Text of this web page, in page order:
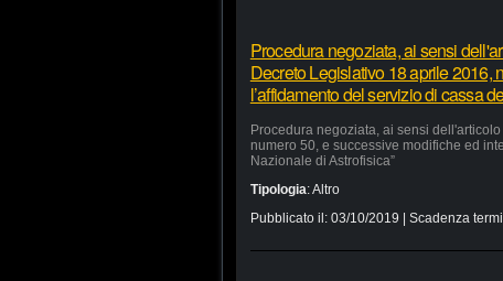
Procedura negoziata, ai sensi
Decreto Legislativo 18 aprile 2016,
l’affidamento del servizio di cassa
Procedura negoziata, ai sensi
numero 50, e successive modifiche ed
Nazionale di Astrofisica”
Tipologia:Altro
Pubblicato il: 03/10/2019 | Scadenza